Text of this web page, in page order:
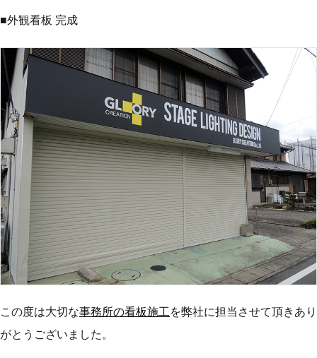
■外観看板 完成
この度は大切な事務所の看板施工を弊社に担当させて頂きあり
がとうございました。